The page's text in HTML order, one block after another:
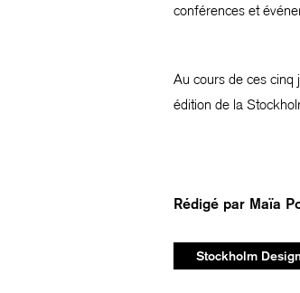
conférences et
Au cours de ces cinq
édition de la
Rédigé par Maïa
Stockholm